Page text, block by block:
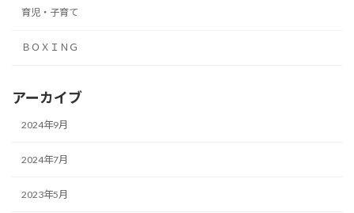
育児・子育て
ＢＯＸＩＮＧ
アーカイブ
2024年9月
2024年7月
2023年5月